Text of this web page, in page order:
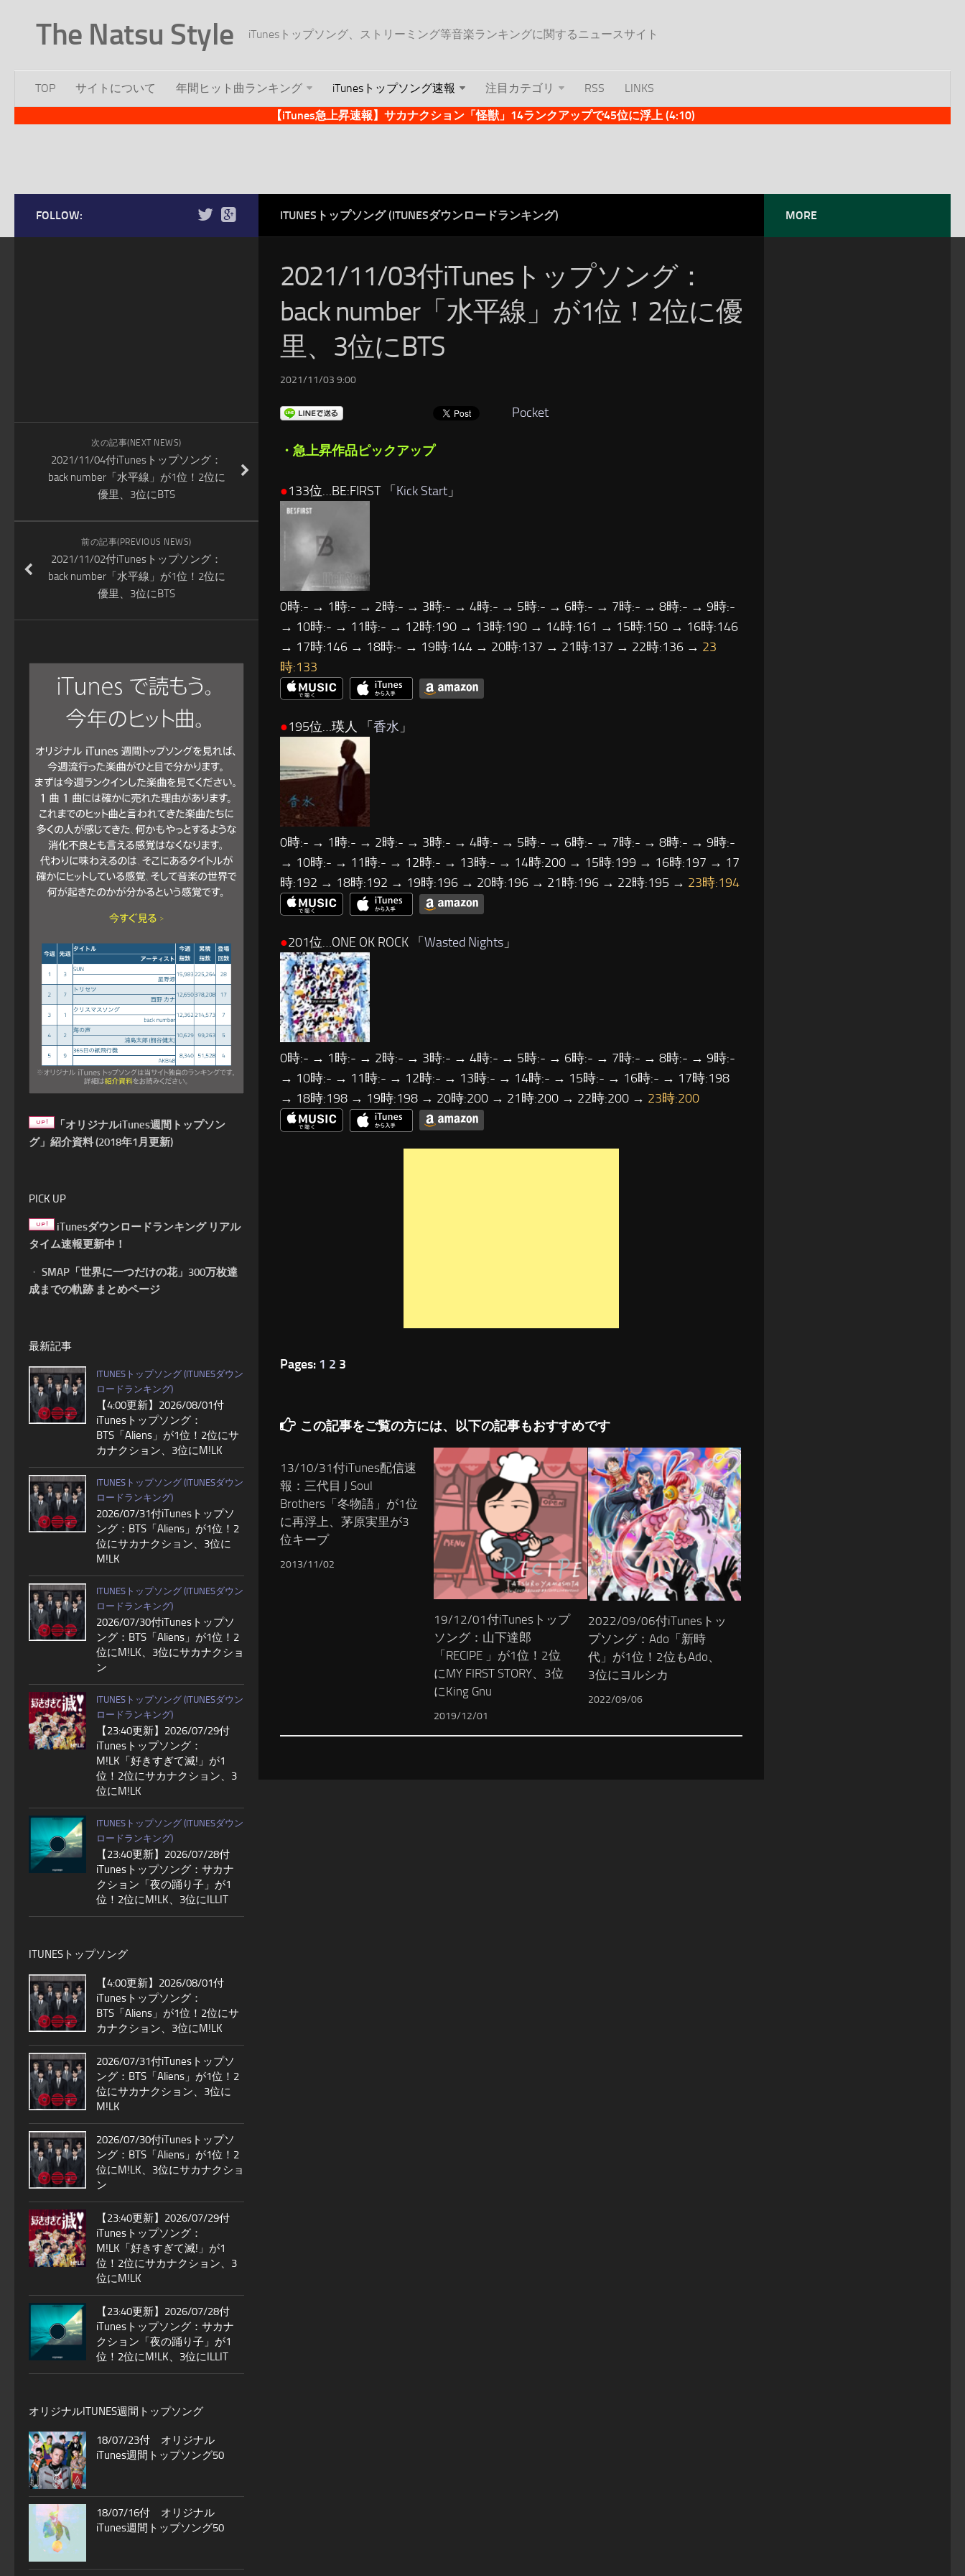
The Natsu Style iTunesトップソング、ストリーミング等音楽ランキングに関するニュースサイト
TOP サイトについて 年間ヒット曲ランキング iTunesトップソング速報 注目カテゴリ RSS
LINKS
【iTunes急上昇速報】サカナクション「怪獣」14ランクアップで45位に浮上 (4:10)
ITUNESトップソング (ITUNESダウンロードランキング)
2021/11/03付iTunesトップソング：
back number「水平線」が1位！2位に優
里、3位にBTS
2021/11/03 9:00
Pocket
・急上昇作品ピックアップ
●133位…BE:FIRST 「 Kick Start 」
0時:- → 1時:- → 2時:- → 3時:- → 4時:- → 5時:- → 6時:- → 7時:- → 8時:- → 9時:-
→ 10時:- → 11時:- → 12時:190 → 13時:190 → 14時:161 → 15時:150 → 16時:146
→ 17時:146 → 18時:- → 19時:144 → 20時:137 → 21時:137 → 22時:136 → 23
時:133
●195位…瑛人 「 香水 」
0時:- → 1時:- → 2時:- → 3時:- → 4時:- → 5時:- → 6時:- → 7時:- → 8時:- → 9時:-
→ 10時:- → 11時:- → 12時:- → 13時:- → 14時:200 → 15時:199 → 16時:197 → 17
時:192 → 18時:192 → 19時:196 → 20時:196 → 21時:196 → 22時:195 → 23時:194
●201位…ONE OK ROCK 「 Wasted Nights 」
0時:- → 1時:- → 2時:- → 3時:- → 4時:- → 5時:- → 6時:- → 7時:- → 8時:- → 9時:-
→ 10時:- → 11時:- → 12時:- → 13時:- → 14時:- → 15時:- → 16時:- → 17時:198
→ 18時:198 → 19時:198 → 20時:200 → 21時:200 → 22時:200 → 23時:200
Pages: 1 2 3
この記事をご覧の方には、以下の記事もおすすめです
13/10/31付iTunes配信速
報：三代目 J Soul
Brothers「冬物語」が1位
に再浮上、茅原実里が3
位キープ
2013/11/02
19/12/01付iTunesトップ
ソング：山下達郎
「RECIPE 」が1位！2位
にMY FIRST STORY、3位
にKing Gnu
2019/12/01
2022/09/06付iTunesトッ
プソング：Ado「新時
代」が1位！2位もAdo、
3位にヨルシカ
2022/09/06
FOLLOW:
次の記事(NEXT NEWS)
2021/11/04付iTunesトップソング：
back number「水平線」が1位！2位に
優里、3位にBTS
前の記事(PREVIOUS NEWS)
2021/11/02付iTunesトップソング：
back number「水平線」が1位！2位に
優里、3位にBTS
「オリジナルiTunes週間トップソン
グ」紹介資料 (2018年1月更新)
PICK UP
iTunesダウンロードランキング リアル
タイム速報更新中！
・ SMAP「世界に一つだけの花」300万枚達
成までの軌跡 まとめページ
最新記事
ITUNESトップソング (ITUNESダウン
ロードランキング)
【4:00更新】2026/08/01付
iTunesトップソング：
BTS「Aliens」が1位！2位にサ
カナクション、3位にM!LK
ITUNESトップソング (ITUNESダウン
ロードランキング)
2026/07/31付iTunesトップソ
ング：BTS「Aliens」が1位！2
位にサカナクション、3位に
M!LK
ITUNESトップソング (ITUNESダウン
ロードランキング)
2026/07/30付iTunesトップソ
ング：BTS「Aliens」が1位！2
位にM!LK、3位にサカナクショ
ン
ITUNESトップソング (ITUNESダウン
ロードランキング)
【23:40更新】2026/07/29付
iTunesトップソング：
M!LK「好きすぎて滅!」が1
位！2位にサカナクション、3
位にM!LK
ITUNESトップソング (ITUNESダウン
ロードランキング)
【23:40更新】2026/07/28付
iTunesトップソング：サカナ
クション「夜の踊り子」が1
位！2位にM!LK、3位にILLIT
ITUNESトップソング
【4:00更新】2026/08/01付
iTunesトップソング：
BTS「Aliens」が1位！2位にサ
カナクション、3位にM!LK
2026/07/31付iTunesトップソ
ング：BTS「Aliens」が1位！2
位にサカナクション、3位に
M!LK
2026/07/30付iTunesトップソ
ング：BTS「Aliens」が1位！2
位にM!LK、3位にサカナクショ
ン
【23:40更新】2026/07/29付
iTunesトップソング：
M!LK「好きすぎて滅!」が1
位！2位にサカナクション、3
位にM!LK
【23:40更新】2026/07/28付
iTunesトップソング：サカナ
クション「夜の踊り子」が1
位！2位にM!LK、3位にILLIT
オリジナルITUNES週間トップソング
18/07/23付 オリジナル
iTunes週間トップソング50
18/07/16付 オリジナル
iTunes週間トップソング50
MORE